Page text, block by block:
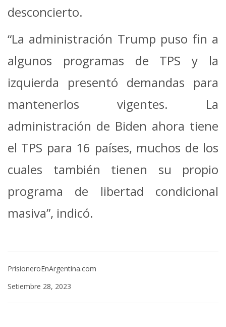
desconcierto.
“La administración Trump puso fin a
algunos programas de TPS y la
izquierda presentó demandas para
mantenerlos vigentes. La
administración de Biden ahora tiene
el TPS para 16 países, muchos de los
cuales también tienen su propio
programa de libertad condicional
masiva”, indicó.
PrisioneroEnArgentina.com
Setiembre 28, 2023